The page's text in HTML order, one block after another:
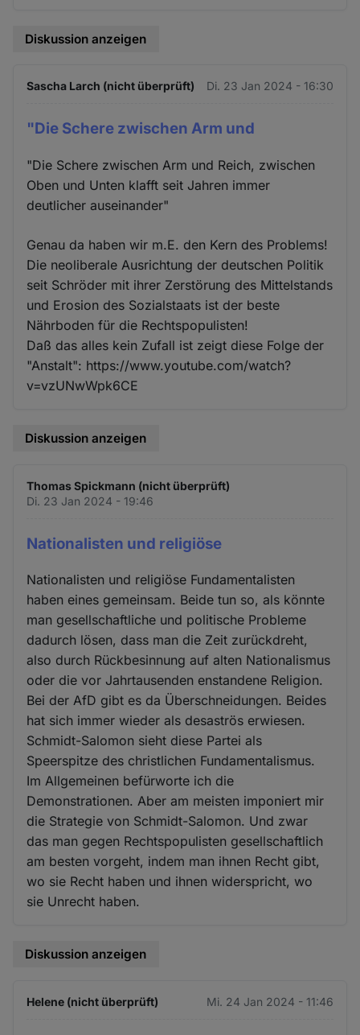
Diskussion anzeigen
Sascha Larch (nicht überprüft) Di. 23 Jan 2024 - 16:30
"Die Schere zwischen Arm und
"Die Schere zwischen Arm und Reich, zwischen
Oben und Unten klafft seit Jahren immer
deutlicher auseinander"
Genau da haben wir m.E. den Kern des Problems!
Die neoliberale Ausrichtung der deutschen Politik
seit Schröder mit ihrer Zerstörung des Mittelstands
und Erosion des Sozialstaats ist der beste
Nährboden für die Rechtspopulisten!
Daß das alles kein Zufall ist zeigt diese Folge der
"Anstalt": https://www.youtube.com/watch?
v=vzUNwWpk6CE
Diskussion anzeigen
Thomas Spickmann (nicht überprüft)
Di. 23 Jan 2024 - 19:46
Nationalisten und religiöse
Nationalisten und religiöse Fundamentalisten
haben eines gemeinsam. Beide tun so, als könnte
man gesellschaftliche und politische Probleme
dadurch lösen, dass man die Zeit zurückdreht,
also durch Rückbesinnung auf alten Nationalismus
oder die vor Jahrtausenden enstandene Religion.
Bei der AfD gibt es da Überschneidungen. Beides
hat sich immer wieder als desaströs erwiesen.
Schmidt-Salomon sieht diese Partei als
Speerspitze des christlichen Fundamentalismus.
Im Allgemeinen befürworte ich die
Demonstrationen. Aber am meisten imponiert mir
die Strategie von Schmidt-Salomon. Und zwar
das man gegen Rechtspopulisten gesellschaftlich
am besten vorgeht, indem man ihnen Recht gibt,
wo sie Recht haben und ihnen widerspricht, wo
sie Unrecht haben.
Diskussion anzeigen
Helene (nicht überprüft) Mi. 24 Jan 2024 - 11:46